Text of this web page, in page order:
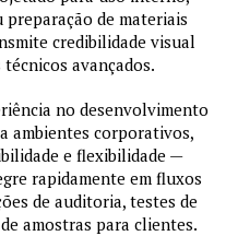
preparação de materiais
credibilidade visual
avançados.
no desenvolvimento
ambientes corporativos,
e flexibilidade —
rapidamente em fluxos
de auditoria, testes de
amostras para clientes.